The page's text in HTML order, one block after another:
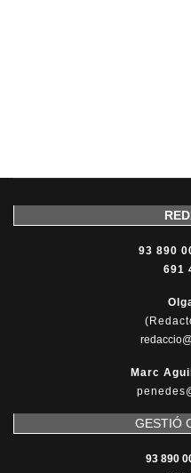
93 890
691
Marc
penedes
GESTIÓ
93 890